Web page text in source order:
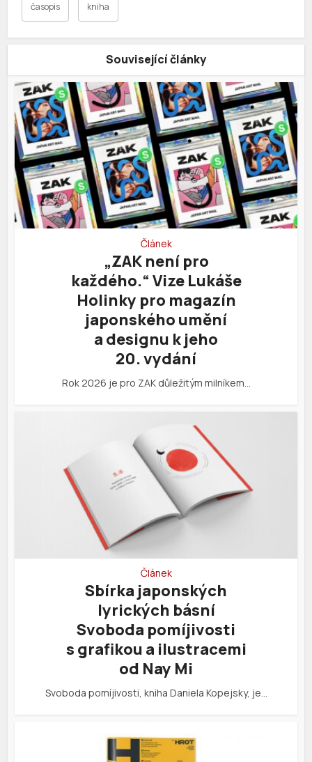
časopis kniha
Související články
Článek
„ZAK není pro
každého.“ Vize Lukáše
Holinky pro magazín
japonského umění
a designu k jeho
20. vydání
Rok 2026 je pro ZAK důležitým milníkem…
Článek
Sbírka japonských
lyrických básní
Svoboda pomíjivosti
s grafikou a ilustracemi
od Nay Mi
Svoboda pomíjivosti, kniha Daniela Kopejsky, je…